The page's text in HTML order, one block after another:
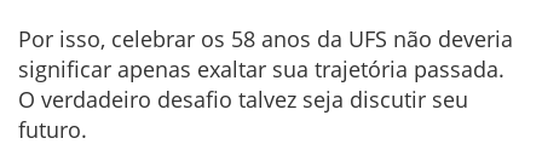
Por isso, celebrar os 58 anos da UFS não deveria
significar apenas exaltar sua trajetória passada.
O verdadeiro desafio talvez seja discutir seu
futuro.